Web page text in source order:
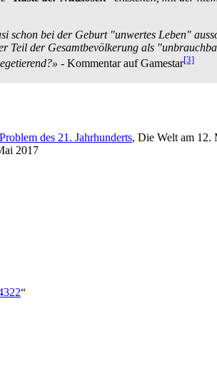
bei der Geburt "unwertes Leben"
Teil der Gesamt­bevölkerung als
- Kommentar auf Gamestar[3]
des 21. Jahrhunderts, Die Welt am 12.
2017
“